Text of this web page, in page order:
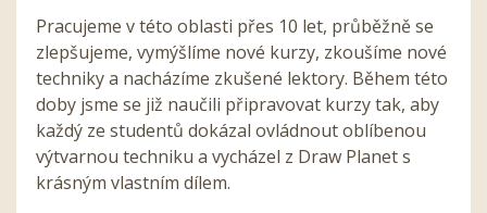
Pracujeme v této oblasti přes 10 let, průběžně se
zlepšujeme, vymýšlíme nové kurzy, zkoušíme nové
techniky a nacházíme zkušené lektory. Během této
doby jsme se již naučili připravovat kurzy tak, aby
každý ze studentů dokázal ovládnout oblíbenou
výtvarnou techniku a vycházel z Draw Planet s
krásným vlastním dílem.